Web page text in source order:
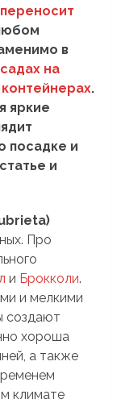
переносит
в
садах на
.
яркие
посадке и
и
Про
и Брокколи.
и мелкими
создают
хороша
а также
климате